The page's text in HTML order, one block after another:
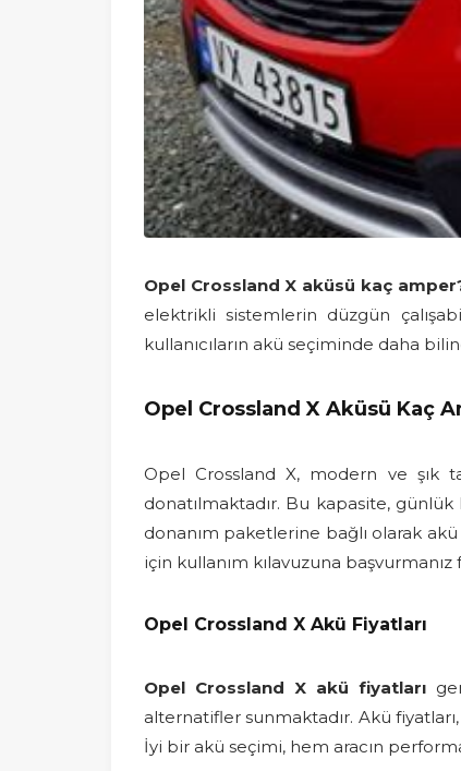
Opel Crossland X aküsü kaç
elektrikli sistemlerin düzgün
kullanıcıların akü seçiminde daha
Opel Crossland X Aküsü Kaç
Opel Crossland X, modern ve şık
donatılmaktadır. Bu kapasite,
donanım paketlerine bağlı olarak
için kullanım kılavuzuna başvurmanız
Opel Crossland X Akü Fiyatları
Opel Crossland X akü fiyatları
alternatifler sunmaktadır. Akü
İyi bir akü seçimi, hem aracın